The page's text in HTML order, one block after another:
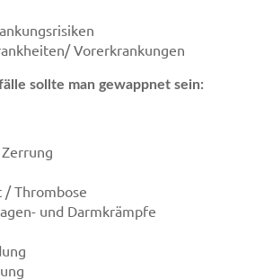
Vorerkrankungen
sollte man gewappnet sein:
/ Thrombose
und Darmkrämpfe